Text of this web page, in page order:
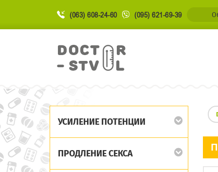
(063) 608-24-60 (095) 621-69-39
УСИЛЕНИЕ ПОТЕНЦИИ
ПРОДЛЕНИЕ СЕКСА